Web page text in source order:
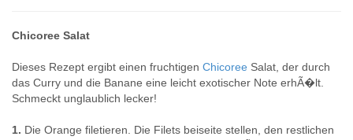
Chicoree Salat
Dieses Rezept ergibt einen fruchtigen Chicoree Salat, der durch
das Curry und die Banane eine leicht exotischer Note erhÃ�lt.
Schmeckt unglaublich lecker!
1. Die Orange filetieren. Die Filets beiseite stellen, den restlichen